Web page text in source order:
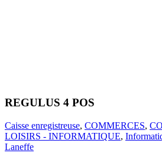
REGULUS 4 POS
Caisse enregistreuse, COMMERCES,
LOISIRS - INFORMATIQUE,
Laneffe